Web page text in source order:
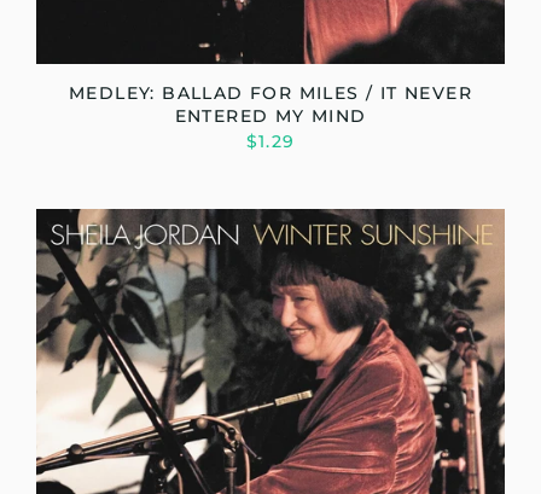
MEDLEY: BALLAD FOR MILES / IT NEVER
ENTERED MY MIND
$1.29